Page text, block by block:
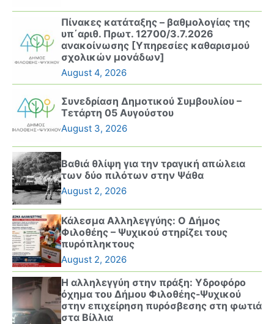
Πίνακες κατάταξης – βαθμολογίας της
υπ΄αριθ. Πρωτ. 12700/3.7.2026
ανακοίνωσης [Υπηρεσίες καθαρισμού
σχολικών μονάδων]
August 4, 2026
Συνεδρίαση Δημοτικού Συμβουλίου –
Τετάρτη 05 Αυγούστου
August 3, 2026
Βαθιά θλίψη για την τραγική απώλεια
των δύο πιλότων στην Ψάθα
August 2, 2026
Κάλεσμα Αλληλεγγύης: Ο Δήμος
Φιλοθέης – Ψυχικού στηρίζει τους
πυρόπληκτους
August 2, 2026
Η αλληλεγγύη στην πράξη: Υδροφόρο
όχημα του Δήμου Φιλοθέης-Ψυχικού
στην επιχείρηση πυρόσβεσης στη φωτιά
στα Βίλλια